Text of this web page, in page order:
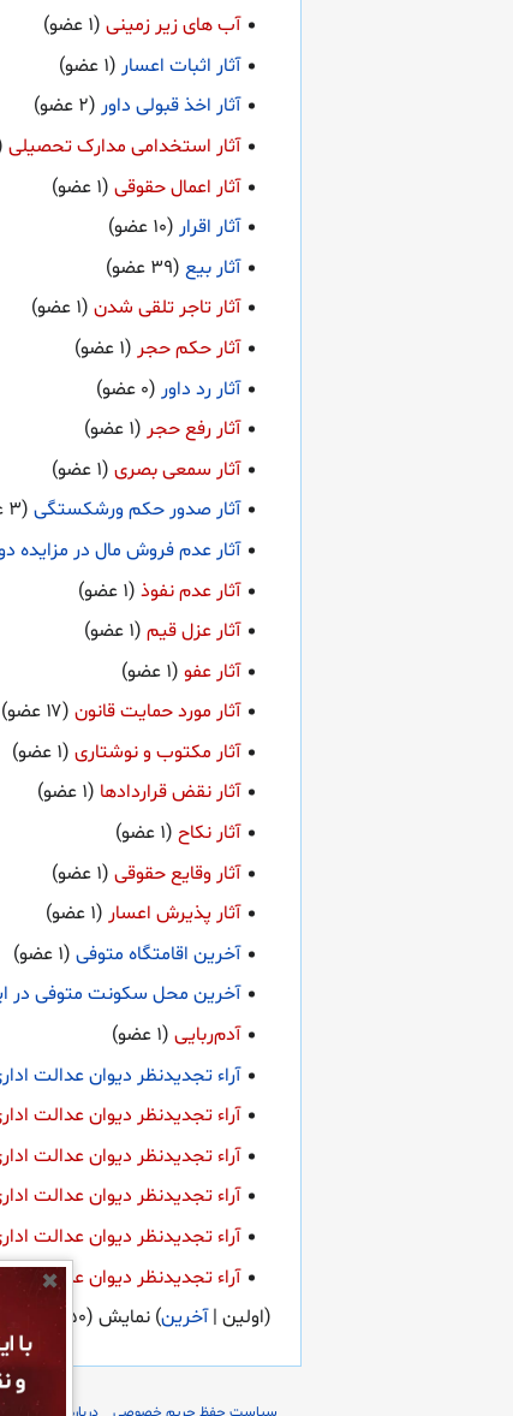
آب های زیر زمینی
‎‏ (۱ عضو)
آثار اثبات اعسار
آثار اخذ قبولی داور
آثار استخدامی مدارک تحصیلی
‎‏ (۱ عضو)
آثار اعمال حقوقی
‎‏ (۱ عضو)
آثار اقرار
آثار بیع
‎‏ (۳۹ عضو)
آثار تاجر تلقی شدن
‎‏ (۱ عضو)
آثار حکم حجر
آثار رد داور
آثار رفع حجر
آثار سمعی بصری
‎‏ (۱ عضو)
آثار صدور حکم ورشکستگی
‎‏ (۳ عضو)
آثار عدم فروش مال در مزایده
آثار عدم نفوذ
‎‏ (۱ عضو)
آثار عزل قیم
‎‏ (۱ عضو)
آثار عفو
‎‏ (۱ عضو)
آثار مورد حمایت قانون
‎‏ (۱۷ عضو)
آثار مکتوب و نوشتاری
‎‏ (۱ عضو)
آثار نقض قراردادها
آثار نکاح
‎‏ (۱ عضو)
آثار وقایع حقوقی
‎‏ (۱ عضو)
آثار پذیرش اعسار
آخرین اقامتگاه متوفی
‎‏ (۱ عضو)
آخرین محل سکونت متوفی در
آدم‌ربایی
‎‏ (۱ عضو)
آراء تجدیدنظر دیوان عدالت
آراء تجدیدنظر دیوان عدالت اداری
آراء تجدیدنظر دیوان عدالت اداری
آراء تجدیدنظر دیوان عدالت اداری
آراء تجدیدنظر دیوان عدالت اداری
آراء تجدیدنظر دیوان عدالت اداری
(اولین |آخرین) نمایش (۵۰تای قبلی
✖